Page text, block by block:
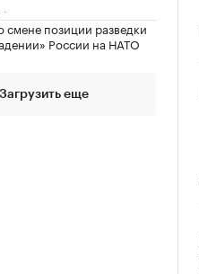
смене позиции разведки
России на НАТО
Загрузить еще